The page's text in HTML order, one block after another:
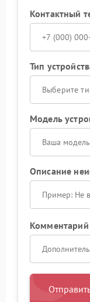
Контактный
Тип
Выберите
Модель
Описание
Комментарий